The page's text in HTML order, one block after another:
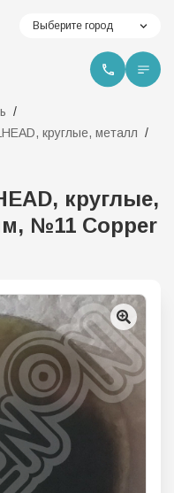
Выберите город
круглые, металл
круглые,
№11 Copper